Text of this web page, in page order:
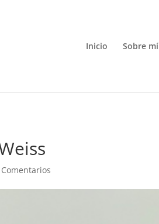
Inicio Sobre mí